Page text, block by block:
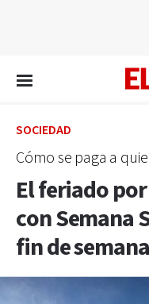
SOCIEDAD
Cómo se paga a
El feriado
con Semana
fin de